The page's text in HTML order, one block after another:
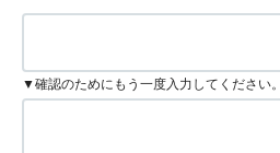
▼確認のためにもう一度入力してください。